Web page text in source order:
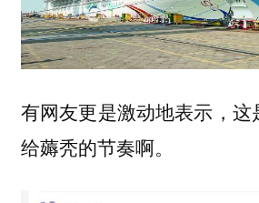
有网友更是激动地表示，这
给薅秃的节奏啊。